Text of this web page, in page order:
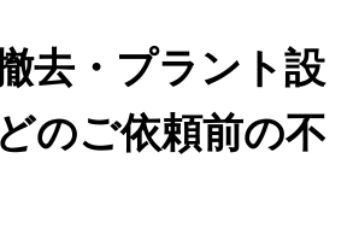
去・プラント設
のご依頼前の不